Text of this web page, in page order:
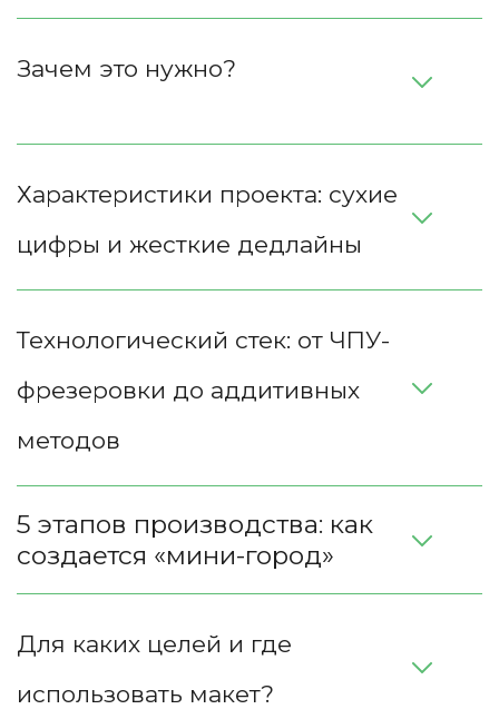
Зачем это нужно?
Характеристики проекта: сухие
цифры и жесткие дедлайны
Технологический стек: от ЧПУ-
фрезеровки до аддитивных
методов
5 этапов производства: как
создается «мини-город»
Для каких целей и где
использовать макет?